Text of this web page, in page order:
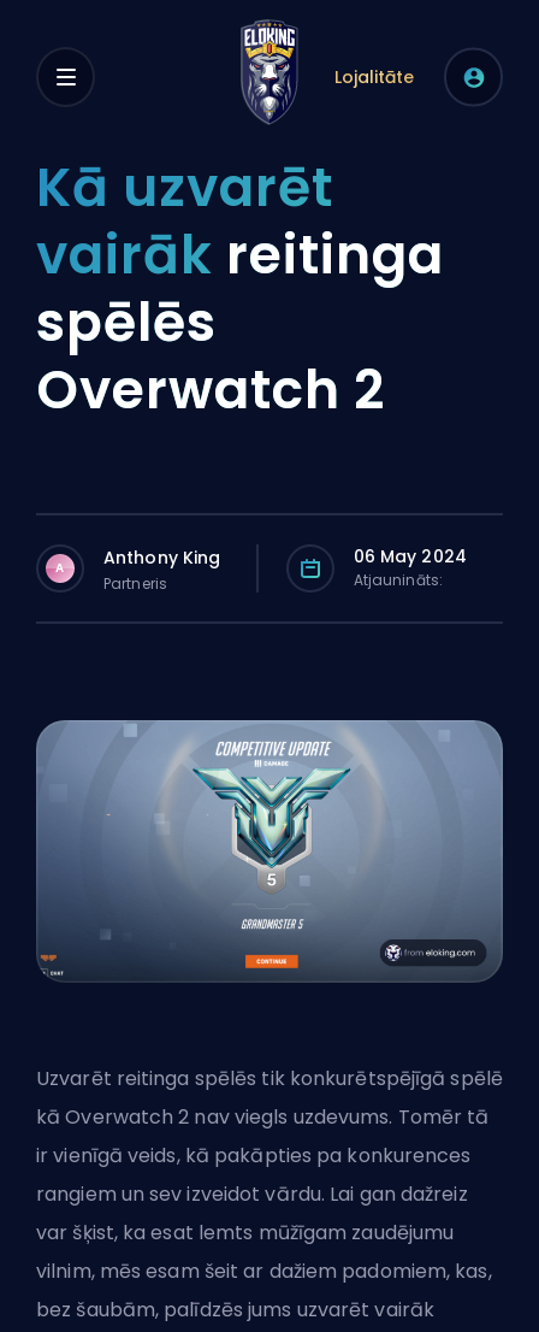
Lojalitāte
Kā uzvarēt
vairāk reitinga
spēlēs
Overwatch 2
A Anthony King
Partneris
06 May 2024
Atjaunināts:
Uzvarēt reitinga spēlēs tik konkurētspējīgā spēlē
kā Overwatch 2 nav viegls uzdevums. Tomēr tā
ir vienīgā veids, kā pakāpties pa konkurences
rangiem un sev izveidot vārdu. Lai gan dažreiz
var šķist, ka esat lemts mūžīgam zaudējumu
vilnim, mēs esam šeit ar dažiem padomiem, kas,
bez šaubām, palīdzēs jums uzvarēt vairāk